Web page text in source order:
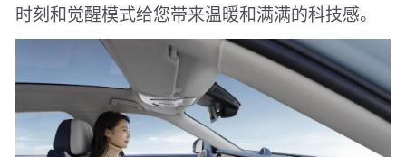
时刻和觉醒模式给您带来温暖和满满的科技感。